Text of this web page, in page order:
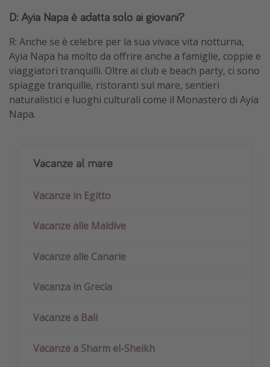
D: Ayia Napa è adatta solo ai giovani?
R: Anche se è celebre per la sua vivace vita notturna,
Ayia Napa ha molto da offrire anche a famiglie, coppie e
viaggiatori tranquilli. Oltre ai club e beach party, ci sono
spiagge tranquille, ristoranti sul mare, sentieri
naturalistici e luoghi culturali come il Monastero di Ayia
Napa.
Vacanze al mare
Vacanze in Egitto
Vacanze alle Maldive
Vacanze alle Canarie
Vacanza in Grecia
Vacanze a Bali
Vacanze a Sharm el-Sheikh